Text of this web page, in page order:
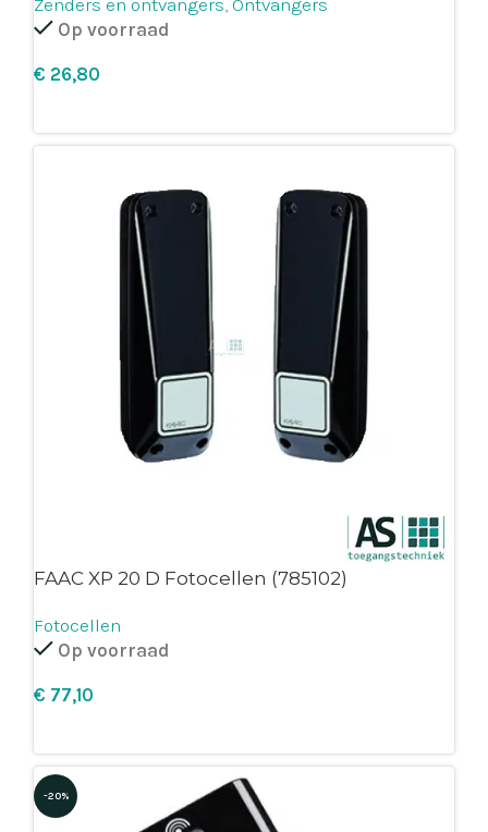
Zenders en ontvangers, Ontvangers
Op voorraad
€
FAAC XP 20 D Fotocellen (785102)
Fotocellen
Op voorraad
€
-20%